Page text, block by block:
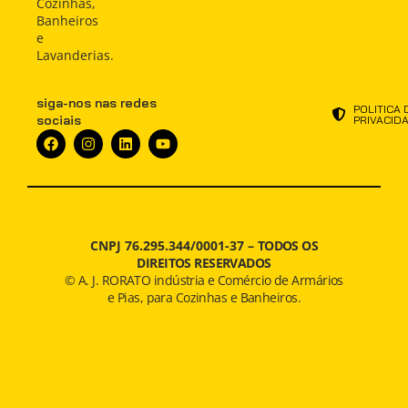
Banheiros
e
Lavanderias.
Notícias
Notícias
siga-nos nas redes
sociais
POLITICA
CNPJ 76.295.344/0001-37 – TODOS OS
DIREITOS RESERVADOS
© A. J. RORATO indústria e Comércio de Armários
e Pias, para Cozinhas e Banheiros.